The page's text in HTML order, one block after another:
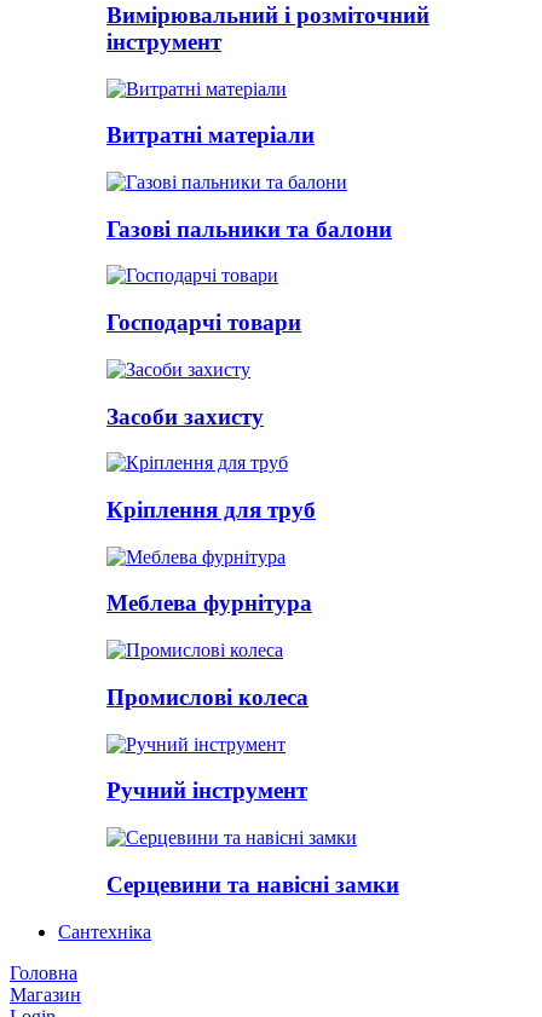
Вимірювальний і розміточний
інструмент
Витратні матеріали
Газові пальники та балони
Господарчі товари
Засоби захисту
Кріплення для труб
Меблева фурнітура
Промислові колеса
Ручний інструмент
Серцевини та навісні замки
Сантехніка
Головна
Магазин